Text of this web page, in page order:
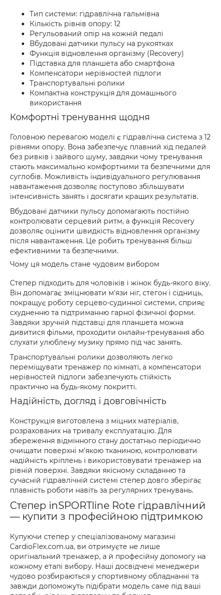
Тип системи: гідравлічна гальмівна
Кількість рівнів опору: 12
Регульований опір на кожній педалі
Вбудовані датчики пульсу на рукоятках
Функція відновлення організму (Recovery)
Підставка для планшета або смартфона
Компенсатори нерівностей підлоги
Транспортувальні ролики
Компактна конструкція для домашнього
використання
Комфортні тренування щодня
Головною перевагою моделі є гідравлічна система з 12
рівнями опору. Вона забезпечує плавний хід педалей
без ривків і зайвого шуму, завдяки чому тренування
стають максимально комфортними та безпечними для
суглобів. Можливість індивідуального регулювання
навантаження дозволяє поступово збільшувати
інтенсивність занять і досягати кращих результатів.
Вбудовані датчики пульсу допомагають постійно
контролювати серцевий ритм, а функція Recovery
дозволяє оцінити швидкість відновлення організму
після навантаження. Це робить тренування більш
ефективними та безпечними.
Чому ця модель стане чудовим вибором
Степер підходить для чоловіків і жінок будь-якого віку.
Він допомагає зміцнювати м'язи ніг, стегон і сідниць,
покращує роботу серцево-судинної системи, сприяє
схудненню та підтриманню гарної фізичної форми.
Завдяки зручній підставці для планшета можна
дивитися фільми, проходити онлайн-тренування або
слухати улюблену музику прямо під час занять.
Транспортувальні ролики дозволяють легко
переміщувати тренажер по кімнаті, а компенсатори
нерівностей підлоги забезпечують стійкість
практично на будь-якому покритті.
Надійність, догляд і довговічність
Конструкція виготовлена з міцних матеріалів,
розрахованих на тривалу експлуатацію. Для
збереження відмінного стану достатньо періодично
очищати поверхні м'якою тканиною, контролювати
надійність кріплень і використовувати тренажер на
рівній поверхні. Завдяки якісному складанню та
сучасній гідравлічній системі степер довго зберігає
плавність роботи навіть за регулярних тренувань.
Степер inSPORTline Rote гідравлічний
— купити з професійною підтримкою
Купуючи степер у спеціалізованому магазині
CardioFlex.com.ua, ви отримуєте не лише
оригінальний тренажер, а й професійну допомогу на
кожному етапі вибору. Наші досвідчені менеджери
чудово розбираються у спортивному обладнанні та
завжди допоможуть підібрати модель саме під ваші